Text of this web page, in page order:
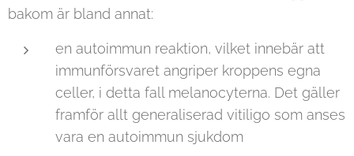
bakom är bland annat:
en autoimmun reaktion, vilket innebär att
immunförsvaret angriper kroppens egna
celler, i detta fall melanocyterna. Det gäller
framför allt generaliserad vitiligo som anses
vara en autoimmun sjukdom